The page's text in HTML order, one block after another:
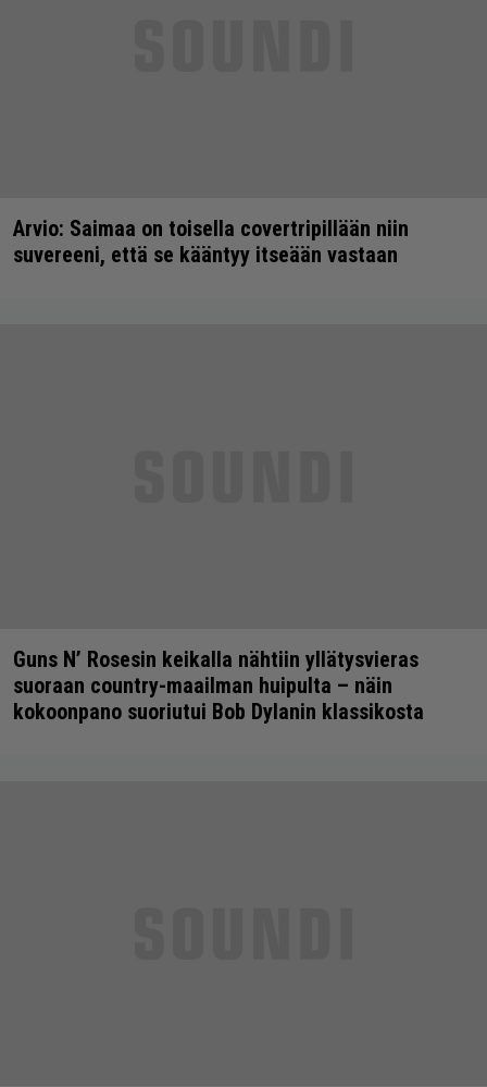
Arvio: Saimaa on toisella covertripillään niin
suvereeni, että se kääntyy itseään vastaan
Guns N’ Rosesin keikalla nähtiin yllätysvieras
suoraan country-maailman huipulta – näin
kokoonpano suoriutui Bob Dylanin klassikosta